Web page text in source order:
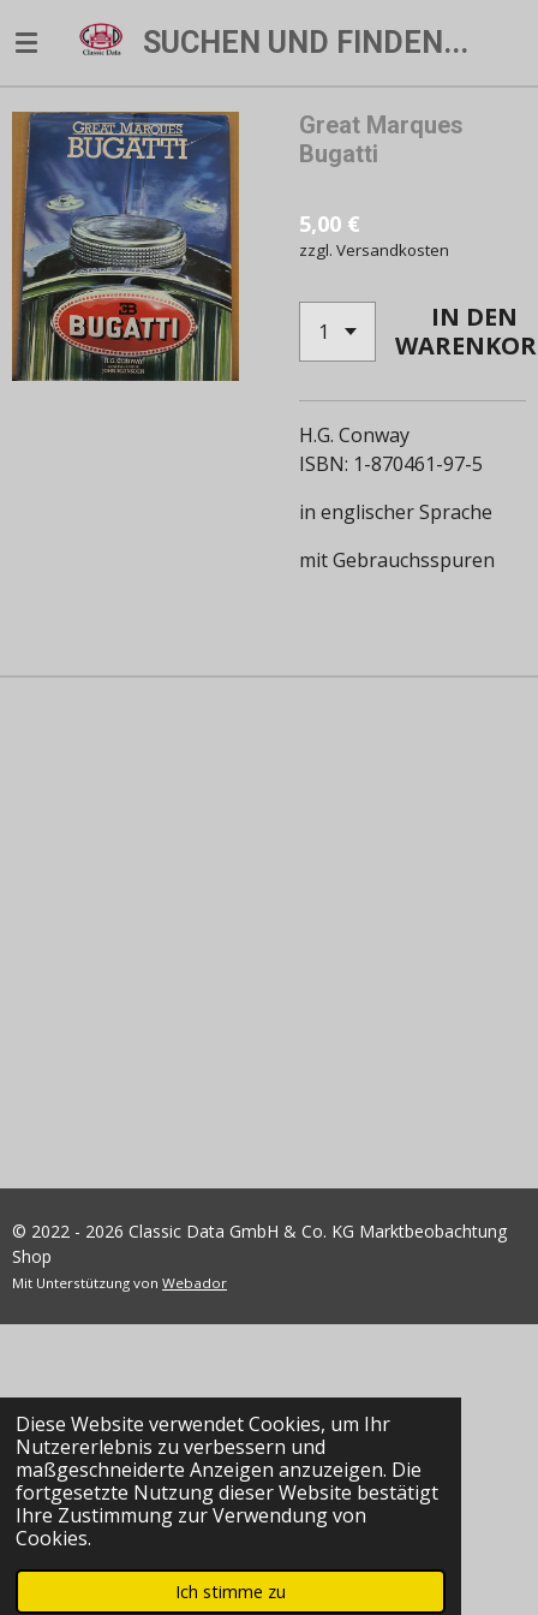
Diese Website verwendet Cookies, um Ihr
Nutzererlebnis zu verbessern und
maßgeschneiderte Anzeigen anzuzeigen. Die
fortgesetzte Nutzung dieser Website bestätigt
Ihre Zustimmung zur Verwendung von
Cookies.
Ich stimme zu
Hauptinhalt
springen
SUCHEN UND FINDEN...
Great Marques
Bugatti
5,00 €
zzgl. Versandkosten
IN DEN
H.G. Conway
ISBN: 1-870461-97-5
in englischer Sprache
mit Gebrauchsspuren
© 2022 - 2026 Classic Data GmbH & Co. KG Marktbeobachtung
Shop
Mit Unterstützung von Webador